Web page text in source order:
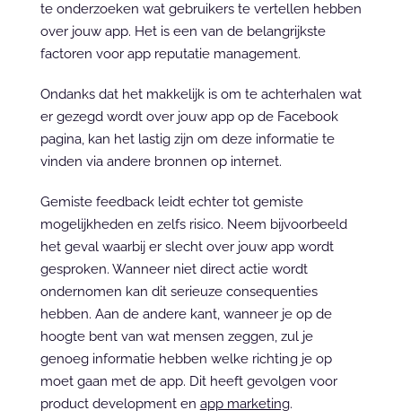
te onderzoeken wat gebruikers te vertellen hebben
over jouw app. Het is een van de belangrijkste
factoren voor app reputatie management.
Ondanks dat het makkelijk is om te achterhalen wat
er gezegd wordt over jouw app op de Facebook
pagina, kan het lastig zijn om deze informatie te
vinden via andere bronnen op internet.
Gemiste feedback leidt echter tot gemiste
mogelijkheden en zelfs risico. Neem bijvoorbeeld
het geval waarbij er slecht over jouw app wordt
gesproken. Wanneer niet direct actie wordt
ondernomen kan dit serieuze consequenties
hebben. Aan de andere kant, wanneer je op de
hoogte bent van wat mensen zeggen, zul je
genoeg informatie hebben welke richting je op
moet gaan met de app. Dit heeft gevolgen voor
product development en app marketing.